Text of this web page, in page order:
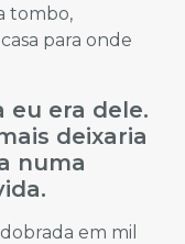
tombo,
para onde
eu era dele.
deixaria
numa
em mil